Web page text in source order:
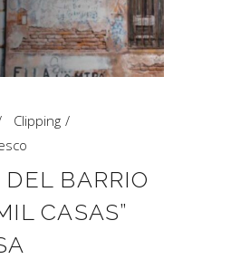
Clipping
DEL BARRIO
CASAS”